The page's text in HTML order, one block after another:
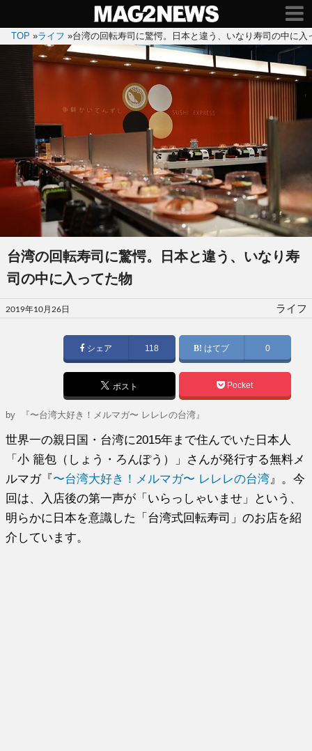
TOP »ライフ »台湾の回転寿司に驚愕。日本と違う、いなり寿司の中に入
台湾の回転寿司に驚愕。日本と違う、いなり寿
司の中に入ってた物
投
稿
2019年10月26日 ライフ
シェア 118 はてブ 0
ポスト Pocket
by 『〜台湾大好き！メルマガ〜 レレレの台湾』
世界一の親日国・台湾に2015年まで住んでいた日本人
「小 籠包（しょう・ろんぽう）」さんが発行する無料メ
ルマガ『〜台湾大好き！メルマガ〜 レレレの台湾 』。今
回は、入店後の第一声が「いらっしゃいませ」という、
明らかに日本を意識した「台湾式回転寿司」のお店を紹
介しています。